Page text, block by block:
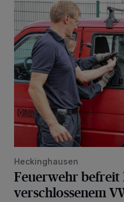
Feuerwehr befreit Kind
Heckinghausen
Feuerwehr befreit
verschlossenem